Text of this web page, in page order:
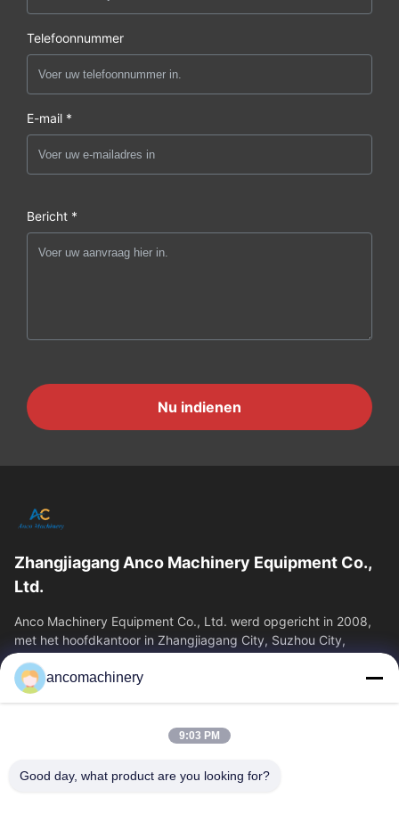
Telefoonnummer
E-mail *
Bericht *
Nu indienen
Zhangjiagang Anco Machinery Equipment Co.,
Ltd.
Anco Machinery Equipment Co., Ltd. werd opgericht in 2008,
met het hoofdkantoor in Zhangjiagang City, Suzhou City,
Jiangsu Province. Het is een...
Snelle Links
Over Ons
Fabrieksreis
Kwaliteitscontrole
ancomachinery
9:03 PM
Good day, what product are you looking for?